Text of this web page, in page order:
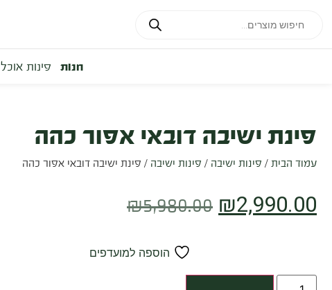
חנות פינות אוכל
פינת ישיבה דובאי אפור כהה
עמוד הבית / פינות ישיבה / פינות ישיבה / פינת ישיבה דובאי אפור כהה
₪5,980.00 ₪2,990.00
הוספה למועדפים